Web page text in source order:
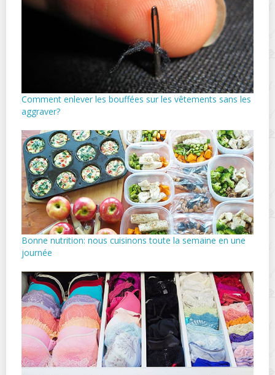
Comment enlever les bouffées sur les vêtements sans les
aggraver?
Bonne nutrition: nous cuisinons toute la semaine en une
journée